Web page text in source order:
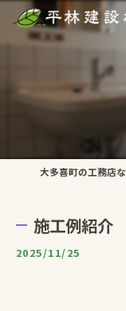
施工例紹介
2025/11/25